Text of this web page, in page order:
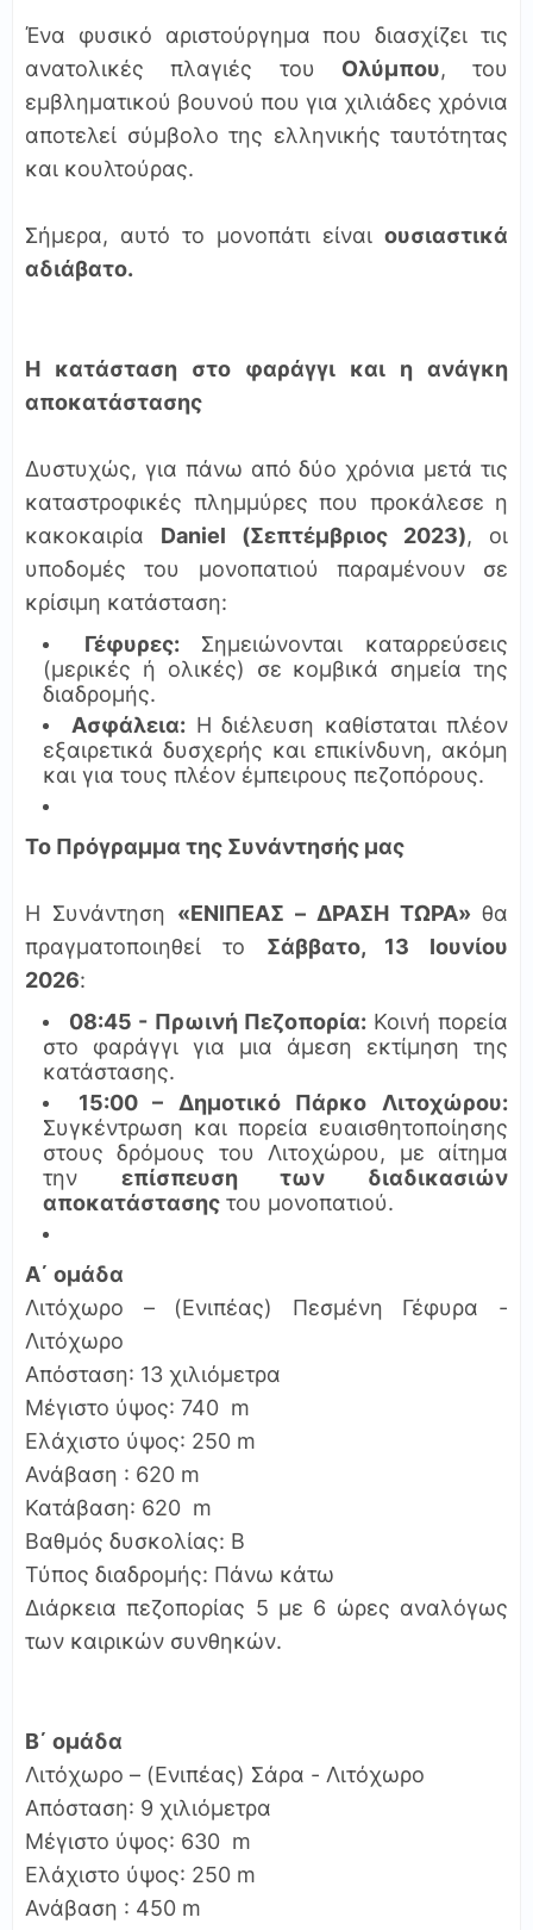
Ένα φυσικό αριστούργημα που διασχίζει τις
ανατολικές πλαγιές του Ολύμπου, του
εμβληματικού βουνού που για χιλιάδες χρόνια
αποτελεί σύμβολο της ελληνικής ταυτότητας
και κουλτούρας.
Σήμερα, αυτό το μονοπάτι είναι ουσιαστικά
αδιάβατο.
Η κατάσταση στο φαράγγι και η ανάγκη
αποκατάστασης
Δυστυχώς, για πάνω από δύο χρόνια μετά τις
καταστροφικές πλημμύρες που προκάλεσε η
κακοκαιρία Daniel (Σεπτέμβριος 2023), οι
υποδομές του μονοπατιού παραμένουν σε
κρίσιμη κατάσταση:
Γέφυρες:Σημειώνονται καταρρεύσεις
(μερικές ή ολικές) σε κομβικά σημεία της
διαδρομής.
Ασφάλεια: Η διέλευση καθίσταται πλέον
εξαιρετικά δυσχερής και επικίνδυνη, ακόμη
και για τους πλέον έμπειρους πεζοπόρους.
Το Πρόγραμμα της Συνάντησής μας
Η Συνάντηση «ΕΝΙΠΕΑΣ – ΔΡΑΣΗ ΤΩΡΑ» θα
πραγματοποιηθεί το Σάββατο, 13 Ιουνίου
2026:
08:45 - Πρωινή Πεζοπορία:Κοινή πορεία
στο φαράγγι για μια άμεση εκτίμηση της
κατάστασης.
15:00 – Δημοτικό Πάρκο Λιτοχώρου:
Συγκέντρωση και πορεία ευαισθητοποίησης
στους δρόμους του Λιτοχώρου, με αίτημα
την επίσπευση των διαδικασιών
αποκατάστασης του μονοπατιού.
Α΄ ομάδα
Λιτόχωρο – (Ενιπέας) Πεσμένη Γέφυρα -
Λιτόχωρο
Απόσταση: 13 χιλιόμετρα
Μέγιστο ύψος: 740 m
Ελάχιστο ύψος: 250 m
Ανάβαση : 620 m
Κατάβαση: 620 m
Βαθμός δυσκολίας: Β
Τύπος διαδρομής: Πάνω κάτω
Διάρκεια πεζοπορίας 5 με 6 ώρες αναλόγως
των καιρικών συνθηκών.
Β΄ ομάδα
Λιτόχωρο – (Ενιπέας) Σάρα - Λιτόχωρο
Απόσταση: 9 χιλιόμετρα
Μέγιστο ύψος: 630 m
Ελάχιστο ύψος: 250 m
Ανάβαση : 450 m